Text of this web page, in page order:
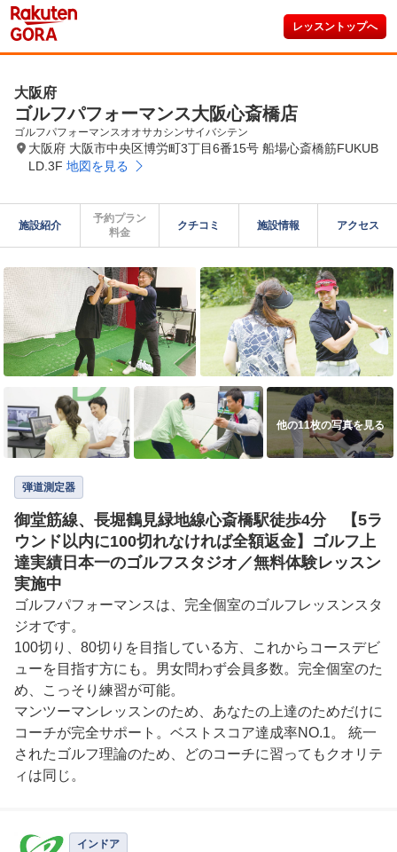
レッスントップへ
大阪府
ゴルフパフォーマンス大阪心斎橋店
ゴルフパフォーマンスオオサカシンサイバシテン
大阪府 大阪市中央区博労町3丁目6番15号 船場心斎橋筋FUKUB
LD.3F 地図を見る
施設紹介
予約プラン
料金
クチコミ 施設情報 アクセス
他の11枚の写真を見る
弾道測定器
御堂筋線、長堀鶴見緑地線心斎橋駅徒歩4分 【5ラ
ウンド以内に100切れなければ全額返金】ゴルフ上
達実績日本一のゴルフスタジオ／無料体験レッスン
実施中
ゴルフパフォーマンスは、完全個室のゴルフレッスンスタ
ジオです。
100切り、80切りを目指している方、これからコースデビ
ューを目指す方にも。男女問わず会員多数。完全個室のた
め、こっそり練習が可能。
マンツーマンレッスンのため、あなたの上達のためだけに
コーチが完全サポート。ベストスコア達成率NO.1。 統一
されたゴルフ理論のため、どのコーチに習ってもクオリテ
ィは同じ。
すレッスン。そのための仕掛けがたくさん。
インドア